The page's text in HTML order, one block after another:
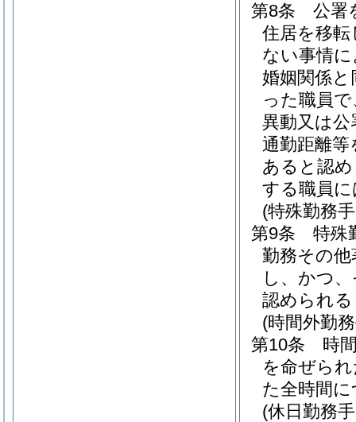
第8条
公署
住居を移
ない事情
婚姻関係
った職員
異動又は
通勤距離
あると認
する職員
(特殊勤務
第9条
特殊
勤務その
し、かつ
認められ
(時間外勤
第10条
時
を命ぜら
た全時間
(休日勤務